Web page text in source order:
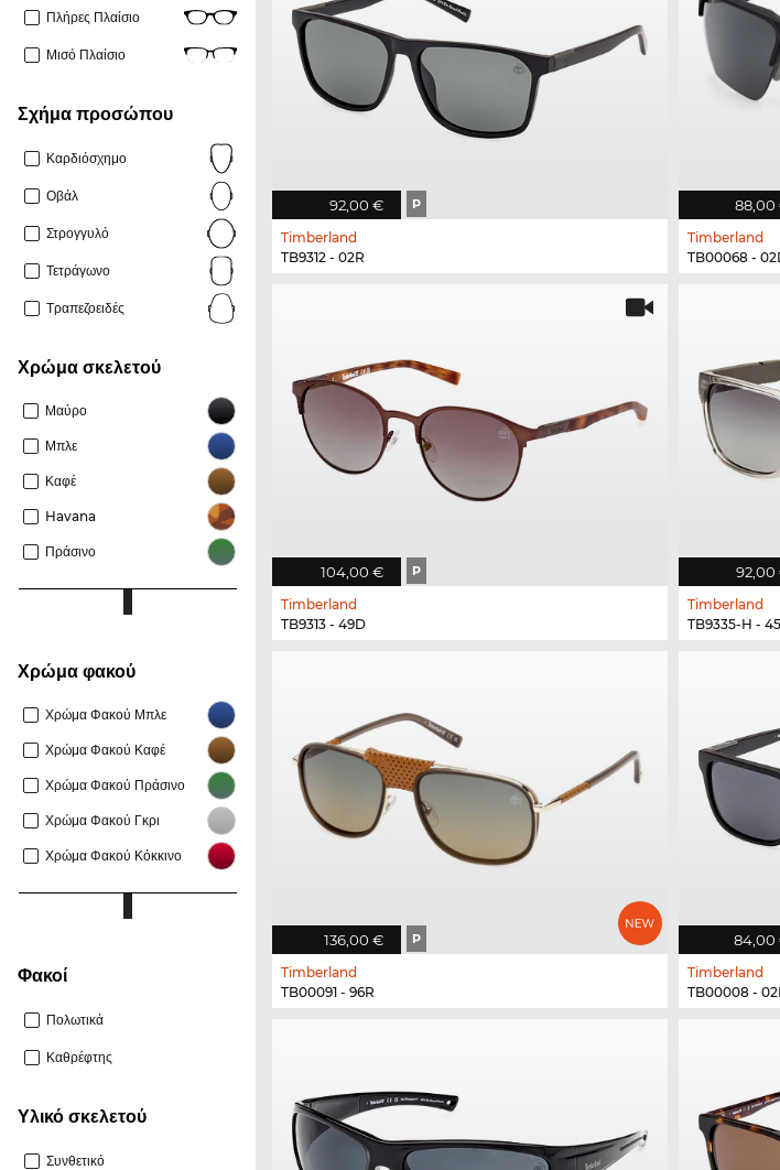
Πλήρες Πλαίσιο
Μισό Πλαίσιο
Σχήμα προσώπου
Καρδιόσχημο
Οβάλ
Στρογγυλό
Τετράγωνο
Τραπεζοειδές
Χρώμα σκελετού
Μαύρο
Μπλε
Καφέ
Havana
Πράσινο
Χρώμα φακού
Χρώμα Φακού Μπλε
Χρώμα Φακού Καφέ
Χρώμα Φακού Πράσινο
Χρώμα Φακού Γκρι
Χρώμα Φακού Κόκκινο
φακοί
Πολωτικά
Καθρέφτης
Υλικό σκελετού
Συνθετικό
92,00 € P
Timberland
TB9312 - 02R
88,00
Timberland
TB00068 -
104,00 € P
Timberland
TB9313 - 49D
92,00
Timberland
TB9335-H -
136,00 € P
Timberland
TB00091 - 96R
84,00
Timberland
TB00008 -